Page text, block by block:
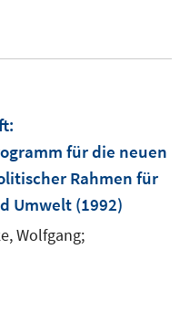
für die neuen
Rahmen für
Umwelt (1992)
Wolfgang;